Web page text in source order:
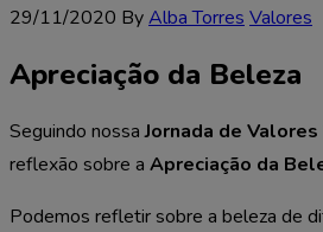
29/11/2020 ByAlba Torres Valores
Apreciação da Beleza
Seguindo nossaJornada de
reflexão sobre a Apreciação da
Podemos refletir sobre a beleza de